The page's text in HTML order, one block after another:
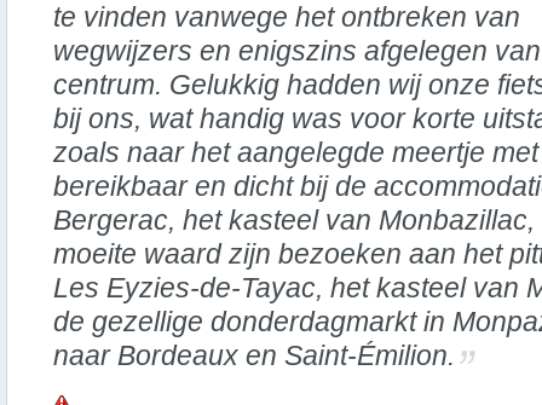
te vinden vanwege het ontbreken van
wegwijzers en enigszins afgelegen
centrum. Gelukkig hadden wij onze
bij ons, wat handig was voor korte
zoals naar het aangelegde meertje
bereikbaar en dicht bij de
Bergerac, het kasteel van
moeite waard zijn bezoeken aan het
Les Eyzies-de-Tayac, het kasteel van
de gezellige donderdagmarkt in
naar Bordeaux en Saint-Émilion.